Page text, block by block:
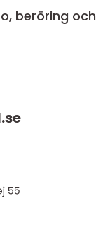
beröring och
se